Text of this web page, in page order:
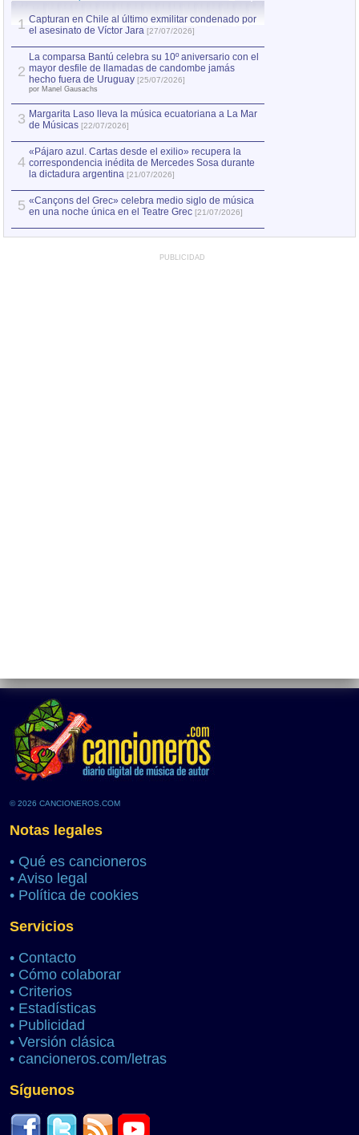
1 Capturan en Chile al último exmilitar condenado por
el asesinato de Víctor Jara [27/07/2026]
2
La comparsa Bantú celebra su 10º aniversario con el
mayor desfile de llamadas de candombe jamás
hecho fuera de Uruguay [25/07/2026]
por Manel Gausachs
3 Margarita Laso lleva la música ecuatoriana a La Mar
de Músicas [22/07/2026]
4
«Pájaro azul. Cartas desde el exilio» recupera la
correspondencia inédita de Mercedes Sosa durante
la dictadura argentina [21/07/2026]
5 «Cançons del Grec» celebra medio siglo de música
en una noche única en el Teatre Grec [21/07/2026]
PUBLICIDAD
© 2026 CANCIONEROS.COM
Notas legales
• Qué es cancioneros
• Aviso legal
• Política de cookies
Servicios
• Contacto
• Cómo colaborar
• Criterios
• Estadísticas
• Publicidad
• Versión clásica
• cancioneros.com/letras
Síguenos